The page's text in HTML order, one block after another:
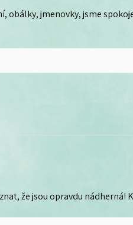
obálky, jmenovky, jsme
že jsou opravdu